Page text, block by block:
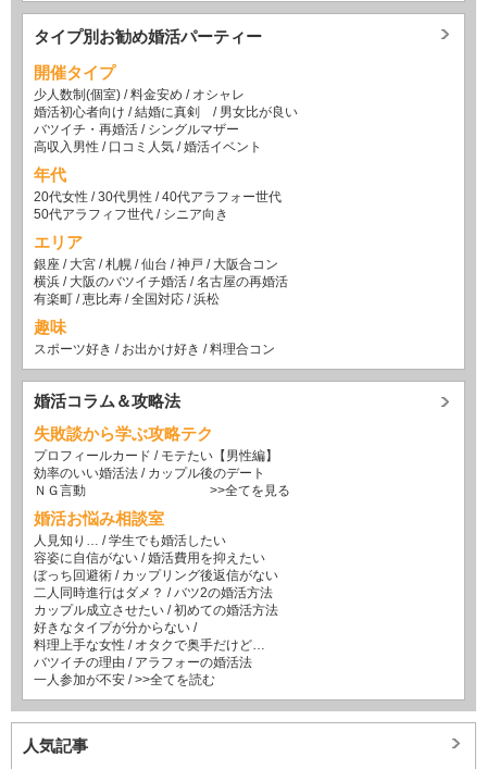
タイプ別お勧め婚活パーティー
開催タイプ
少人数制(個室) /料金安め / オシャレ
婚活初心者向け /結婚に真剣 / 男女比が良い
バツイチ・再婚活 / シングルマザー
高収入男性 / 口コミ人気 /婚活イベント
年代
20代女性 /30代男性 /40代アラフォー世代
50代アラフィフ世代 / シニア向き
エリア
銀座 / 大宮 /札幌 /仙台 /神戸 / 大阪合コン
横浜 / 大阪のバツイチ婚活 /名古屋の再婚活
有楽町 /恵比寿 /全国対応 /浜松
趣味
スポーツ好き / お出かけ好き /料理合コン
婚活コラム＆攻略法
失敗談から学ぶ攻略テク
プロフィールカード / モテたい【男性編】
効率のいい婚活法 / カップル後のデート
ＮＧ言動
>>全てを見る
婚活お悩み相談室
人見知り… /学生でも婚活したい
容姿に自信がない /婚活費用を抑えたい
ぼっち回避術 / カップリング後返信がない
二人同時進行はダメ？ /バツ2の婚活方法
カップル成立させたい /初めての婚活方法
好きなタイプが分からない /
料理上手な女性 / オタクで奥手だけど…
バツイチの理由 / アラフォーの婚活法
一人参加が不安 />>全てを読む
人気記事